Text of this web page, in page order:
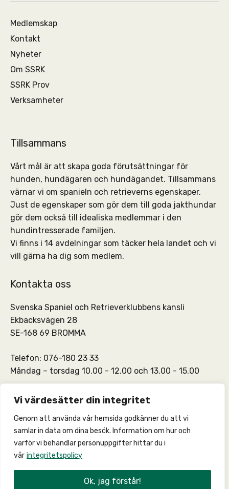
Vi värdesätter din integritet
Genom att använda vår hemsida godkänner du att vi
samlar in data om dina besök. Information om hur och
varför vi behandlar personuppgifter hittar du i
vår integritetspolicy
Ok, jag förstår!
Medlemskap
Kontakt
Nyheter
Om SSRK
SSRK Prov
Verksamheter
Tillsammans
Vårt mål är att skapa goda förutsättningar för
hunden, hundägaren och hundägandet. Tillsammans
värnar vi om spanieln och retrieverns egenskaper.
Just de egenskaper som gör dem till goda jakthundar
gör dem också till idealiska medlemmar i den
hundintresserade familjen.
Vi finns i 14 avdelningar som täcker hela landet och vi
vill gärna ha dig som medlem.
Kontakta oss
Svenska Spaniel och Retrieverklubbens kansli
Ekbacksvägen 28
SE-168 69 BROMMA
Telefon: 076-180 23 33
Måndag – torsdag 10.00 - 12.00 och 13.00 - 15.00
SSRKs kansli och medlemskontakt: info@ssrk.se
SSRKs webmaster:webmaster@ssrk.se
© 2026 –